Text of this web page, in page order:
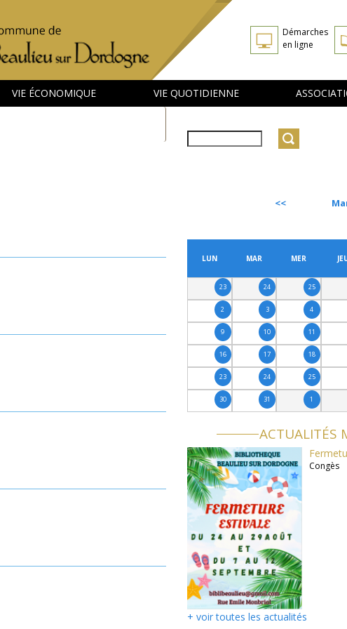
Démarches
en ligne
VIE ÉCONOMIQUE VIE QUOTIDIENNE
LUN MAR MER
23 24 25
2 3 4
9 10 11
16 17 18
23 24 25
30 31 1
ACTUALITÉS
Congès
+ voir toutes les actualités